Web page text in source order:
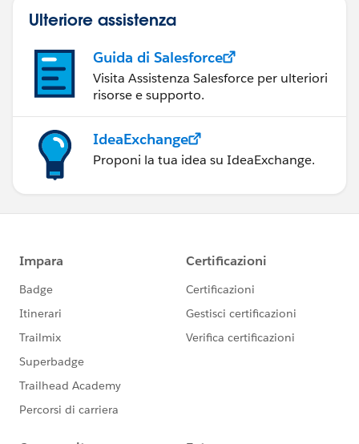
Ulteriore assistenza
Guida di Salesforce
Visita Assistenza Salesforce per ulteriori
risorse e supporto.
IdeaExchange
Proponi la tua idea su IdeaExchange.